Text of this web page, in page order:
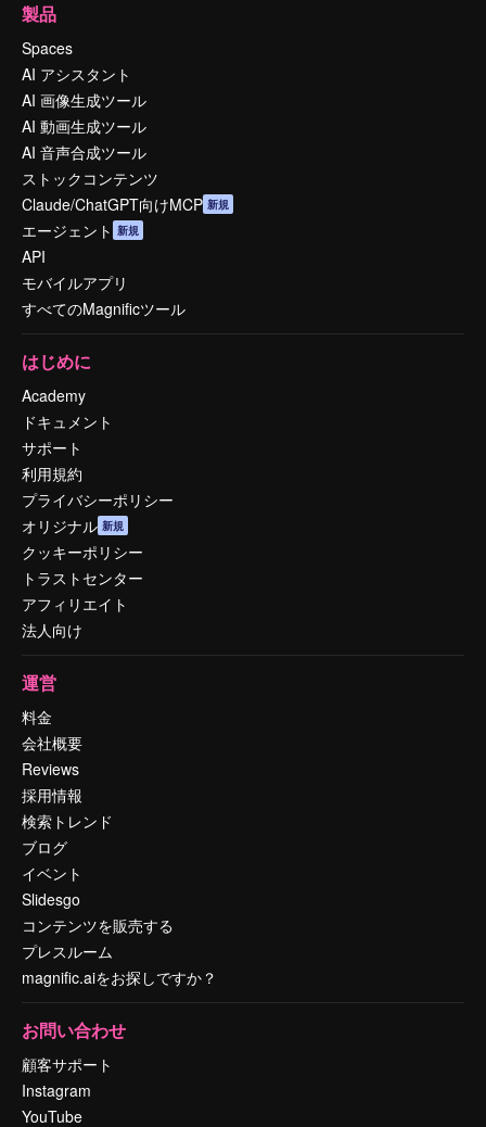
製品
Spaces
AI アシスタント
AI 画像生成ツール
AI 動画生成ツール
AI 音声合成ツール
ストックコンテンツ
Claude/ChatGPT向けMCP 新規
エージェント 新規
API
モバイルアプリ
すべてのMagnificツール
はじめに
Academy
ドキュメント
サポート
利用規約
プライバシーポリシー
オリジナル 新規
クッキーポリシー
トラストセンター
アフィリエイト
法人向け
運営
料金
会社概要
Reviews
採用情報
検索トレンド
ブログ
イベント
Slidesgo
コンテンツを販売する
プレスルーム
magnific.aiをお探しですか？
お問い合わせ
顧客サポート
Instagram
YouTube